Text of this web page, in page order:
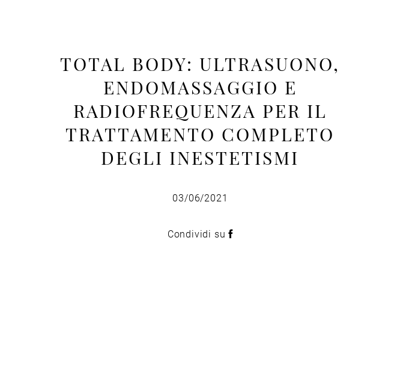
TOTAL BODY: ULTRASUONO,
ENDOMASSAGGIO E
RADIOFREQUENZA PER IL
TRATTAMENTO COMPLETO
DEGLI INESTETISMI
03/06/2021
Condividi su